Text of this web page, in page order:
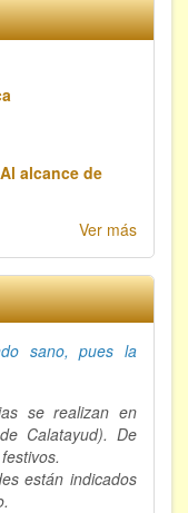
alcance de
Ver más
sano, pues la
se realizan en
Calatayud). De
están indicados